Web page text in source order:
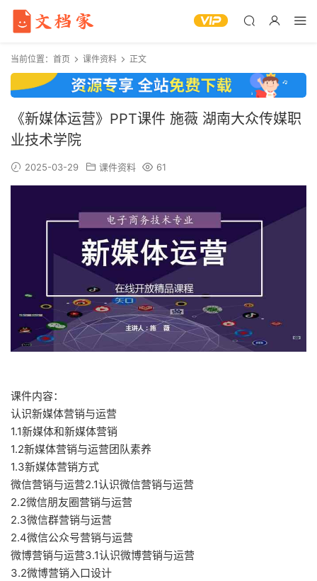
当前位置： 首页 课件资料 正文
《新媒体运营》PPT课件 施薇 湖南大众传媒职
业技术学院
2025-03-29 课件资料 61
课件内容：
认识新媒体营销与运营
1.1新媒体和新媒体营销
1.2新媒体营销与运营团队素养
1.3新媒体营销方式
微信营销与运营2.1认识微信营销与运营
2.2微信朋友圈营销与运营
2.3微信群营销与运营
2.4微信公众号营销与运营
微博营销与运营3.1认识微博营销与运营
3.2微博营销入口设计